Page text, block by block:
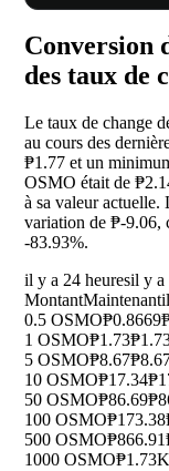
Conversion
des taux de
Le taux de change
au cours des
₱1.77 et un
OSMO était de
à sa valeur
variation de ₱-9.06,
-83.93%.
il y a 24 heuresil y a
MontantMaintenant
0.5 OSMO₱0.8669
1 OSMO₱1.73
5 OSMO₱8.67
10 OSMO₱17.34
50 OSMO₱86.69
100 OSMO₱173.38
500 OSMO₱866.91
1000 OSMO₱1.73K